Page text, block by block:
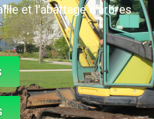
et l'abattage d'arbres